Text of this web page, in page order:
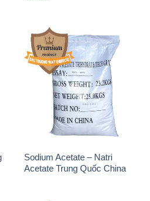
Sodium Acetate – Natri
Acetate Trung Quốc China